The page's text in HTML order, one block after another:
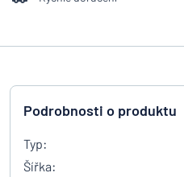
Podrobnosti o produktu
Typ:
Šířka: